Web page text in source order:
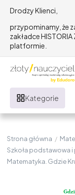
Drodzy Klienci,
przypominamy, że
zakładce
platformie.
Kategorie
Strona główna /
Szkoła podstawowa
Matematyka. Gdzie